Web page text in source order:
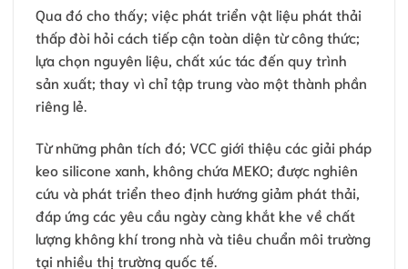
Qua đó cho thấy; việc phát triển vật liệu phát thải
thấp đòi hỏi cách tiếp cận toàn diện từ công thức;
lựa chọn nguyên liệu, chất xúc tác đến quy trình
sản xuất; thay vì chỉ tập trung vào một thành phần
riêng lẻ.
Từ những phân tích đó; VCC giới thiệu các giải pháp
keo silicone xanh, không chứa MEKO; được nghiên
cứu và phát triển theo định hướng giảm phát thải,
đáp ứng các yêu cầu ngày càng khắt khe về chất
lượng không khí trong nhà và tiêu chuẩn môi trường
tại nhiều thị trường quốc tế.